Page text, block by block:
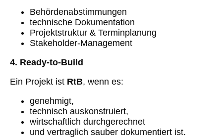
Behördenabstimmungen
technische Dokumentation
Projektstruktur & Terminplanung
Stakeholder‑Management
4. Ready‑to‑Build
Ein Projekt ist RtB, wenn es:
genehmigt,
technisch auskonstruiert,
wirtschaftlich durchgerechnet
und vertraglich sauber dokumentiert ist.